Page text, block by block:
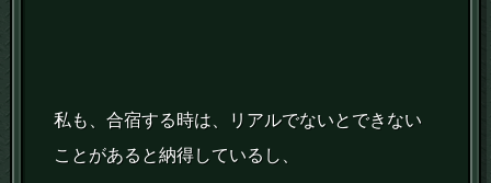
私も、合宿する時は、リアルでないとできない
ことがあると納得しているし、